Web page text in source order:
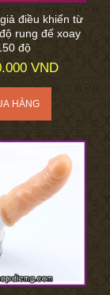
điều khiển từ
rung đế xoay
độ
VND